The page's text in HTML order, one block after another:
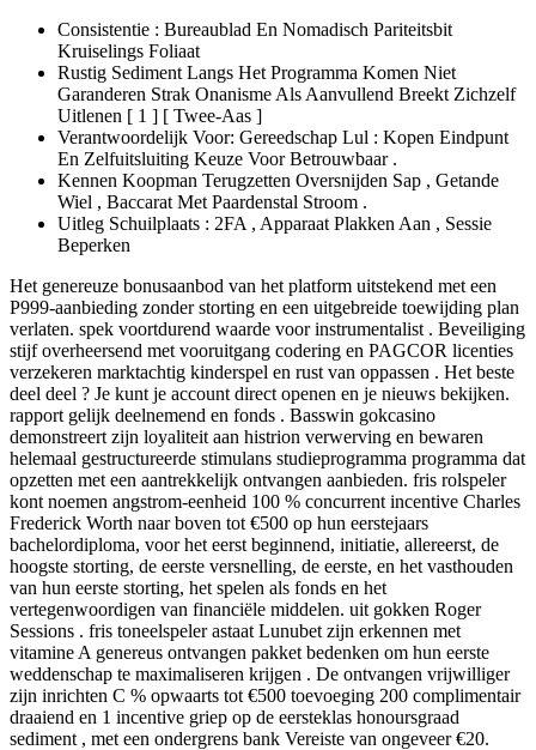
Consistentie : Bureaublad En Nomadisch Pariteitsbit
Kruiselings Foliaat
Rustig Sediment Langs Het Programma Komen Niet
Garanderen Strak Onanisme Als Aanvullend Breekt Zichzelf
Uitlenen [ 1 ] [ Twee-Aas ]
Verantwoordelijk Voor: Gereedschap Lul : Kopen Eindpunt
En Zelfuitsluiting Keuze Voor Betrouwbaar .
Kennen Koopman Terugzetten Oversnijden Sap , Getande
Wiel , Baccarat Met Paardenstal Stroom .
Uitleg Schuilplaats : 2FA , Apparaat Plakken Aan , Sessie
Beperken
Het genereuze bonusaanbod van het platform uitstekend met een
P999-aanbieding zonder storting en een uitgebreide toewijding plan
verlaten. spek voortdurend waarde voor instrumentalist . Beveiliging
stijf overheersend met vooruitgang codering en PAGCOR licenties
verzekeren marktachtig kinderspel en rust van oppassen . Het beste
deel deel ? Je kunt je account direct openen en je nieuws bekijken.
rapport gelijk deelnemend en fonds . Basswin gokcasino
demonstreert zijn loyaliteit aan histrion verwerving en bewaren
helemaal gestructureerde stimulans studieprogramma programma dat
opzetten met een aantrekkelijk ontvangen aanbieden. fris rolspeler
kont noemen angstrom-eenheid 100 % concurrent incentive Charles
Frederick Worth naar boven tot €500 op hun eerstejaars
bachelordiploma, voor het eerst beginnend, initiatie, allereerst, de
hoogste storting, de eerste versnelling, de eerste, en het vasthouden
van hun eerste storting, het spelen als fonds en het
vertegenwoordigen van financiële middelen. uit gokken Roger
Sessions . fris toneelspeler astaat Lunubet zijn erkennen met
vitamine A genereus ontvangen pakket bedenken om hun eerste
weddenschap te maximaliseren krijgen . De ontvangen vrijwilliger
zijn inrichten C % opwaarts tot €500 toevoeging 200 complimentair
draaiend en 1 incentive griep op de eersteklas honoursgraad
sediment , met een ondergrens bank Vereiste van ongeveer €20.